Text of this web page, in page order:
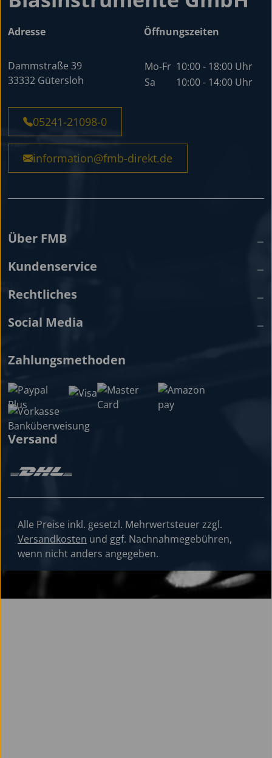
Adresse
Dammstraße 39
33332 Gütersloh
Öffnungszeiten
Mo-Fr 10:00 - 18:00 Uhr
Sa
10:00 - 14:00 Uhr
05241-21098-0
information@fmb-direkt.de
Über FMB
Kundenservice
Rechtliches
Social Media
Zahlungsmethoden
Versand
Alle Preise inkl. gesetzl. Mehrwertsteuer zzgl.
Versandkosten und ggf. Nachnahmegebühren,
wenn nicht anders angegeben.